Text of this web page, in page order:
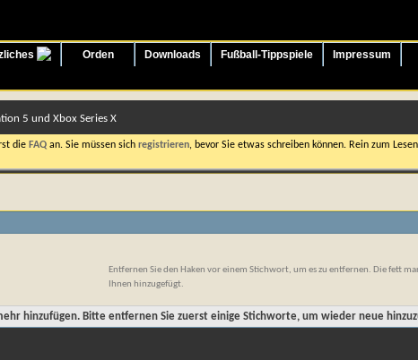
Orden Downloads Fußball-Tippspiele Impressum
5 und Xbox Series X
die FAQ an. Sie müssen sich registrieren, bevor Sie etwas schreiben können. Rein zum
Entfernen Sie den Haken vor einem Stichwort, um es zu entfernen. Die fett
Ihnen hinzugefügt.
hinzufügen. Bitte entfernen Sie zuerst einige Stichworte, um wieder neue